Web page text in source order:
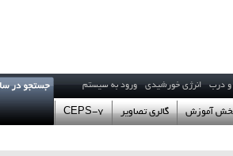
درب انرژی خورشیدی ورود به سیستم
آموزش گالری تصاویر CEPS-7